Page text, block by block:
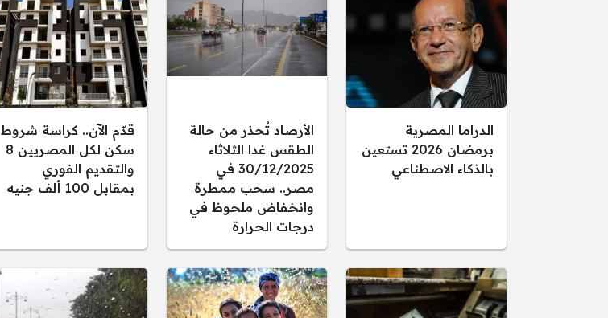
الدراما المصرية
برمضان 2026 تستعين
بالذكاء الاصطناعي
الأرصاد تُحذر من حالة
الطقس غدا الثلاثاء
30/12/2025 في
مصر.. سحب ممطرة
وانخفاض ملحوظ في
درجات الحرارة
قدّم الآن.. كراسة شروط
سكن لكل المصريين 8
والتقديم الفوري
بمقابل 100 ألف جنيه